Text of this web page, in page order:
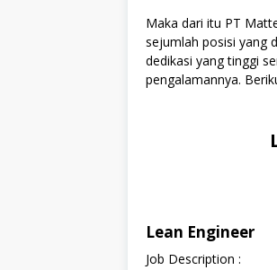
Maka dari itu PT
sejumlah posisi yang
dedikasi yang tinggi
pengalamannya.
Lean Engineer
Job Description :